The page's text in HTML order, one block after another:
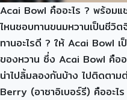
Acai Bowl คืออะไร ? พร้อม
ไหนชอบทานขนมหวานเป็นชีวิ
ทานอะไรดี ? ให้ Acai Bowl เ
ของหวาน ซึ่ง Acai Bowl คืออ
น่าไปลิ้มลองกันบ้าง ไปติดตาม
Berry (อาซาอิเบอร์รี) คืออะไ